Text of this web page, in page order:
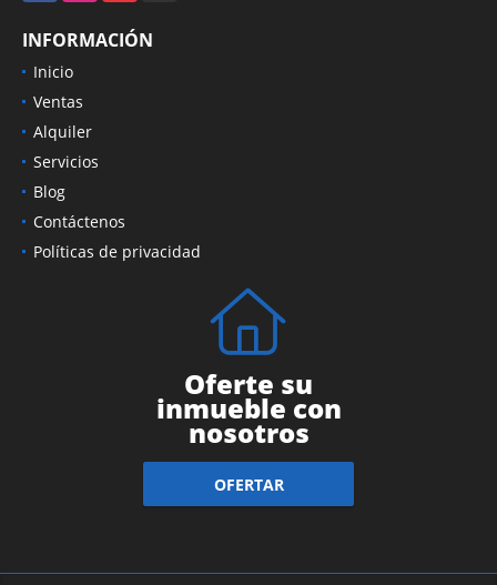
INFORMACIÓN
Inicio
Ventas
Alquiler
Servicios
Blog
Contáctenos
Políticas de privacidad
Oferte su
inmueble con
nosotros
OFERTAR